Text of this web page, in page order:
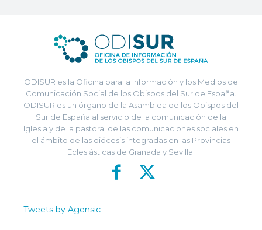
ODISUR es la Oficina para la Información y los Medios de
Comunicación Social de los Obispos del Sur de España.
ODISUR es un órgano de la Asamblea de los Obispos del
Sur de España al servicio de la comunicación de la
Iglesia y de la pastoral de las comunicaciones sociales en
el ámbito de las diócesis integradas en las Provincias
Eclesiásticas de Granada y Sevilla.
Tweets by Agensic